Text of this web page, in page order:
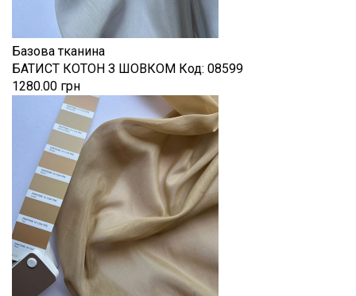
Базова тканина
БАТИСТ КОТОН З ШОВКОМ Код: 08599
1280.00 грн